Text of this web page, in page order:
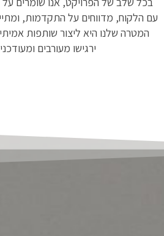
עם הלקוח, מדווחים על התקדמות,
המטרה שלנו היא ליצור שותפות
ירגישו מעורבים